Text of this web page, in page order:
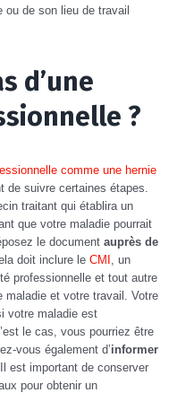
ou de son lieu de travail
d’une
?
comme une hernie
de suivre certaines étapes.
traitant qui établira un
que votre maladie pourrait
le document auprès de
doit inclure le CMI
, un
professionnelle et tout autre
maladie et votre travail. Votre
votre maladie est
le cas, vous pourriez être
vous également d’informer
. Il est important de conserver
pour obtenir un